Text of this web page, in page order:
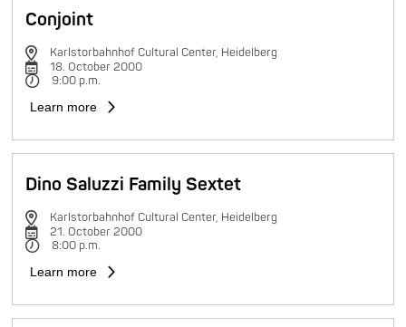
Conjoint
Karlstorbahnhof Cultural Center, Heidelberg
18. October 2000
9:00 p.m.
Learn more
Dino Saluzzi Family Sextet
Karlstorbahnhof Cultural Center, Heidelberg
21. October 2000
8:00 p.m.
Learn more